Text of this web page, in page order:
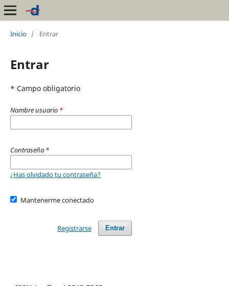
Inicio / Entrar
Entrar
* Campo obligatorio
Nombre usuario *
Contraseña *
¿Has olvidado tu contraseña?
Mantenerme conectado
Entrar
Registrarse